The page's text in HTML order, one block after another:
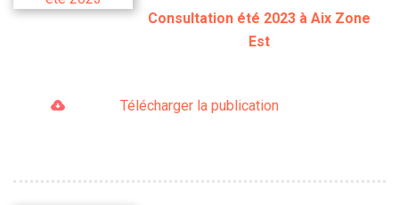
Consultation été 2023 à Aix Zone
Est
Télécharger la publication